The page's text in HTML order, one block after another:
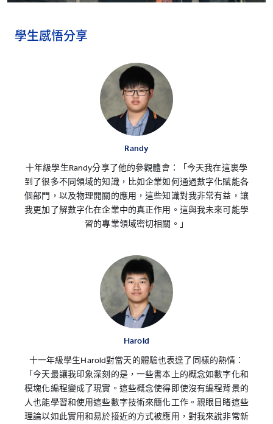
學生感悟分享
Randy
十年級學生Randy分享了他的參觀體會：「今天我在這裏學
到了很多不同領域的知識，比如企業如何通過數字化賦能各
個部門，以及物理開關的應用，這些知識對我非常有益，讓
我更加了解數字化在企業中的真正作用。這與我未來可能學
習的專業領域密切相關。」
Harold
十一年級學生Harold對當天的體驗也表達了同樣的熱情：
「今天最讓我印象深刻的是，一些書本上的概念如數字化和
模塊化編程變成了現實。這些概念使得即使沒有編程背景的
人也能學習和使用這些數字技術來簡化工作。親眼目睹這些
理論以如此實用和易於接近的方式被應用，對我來說非常新